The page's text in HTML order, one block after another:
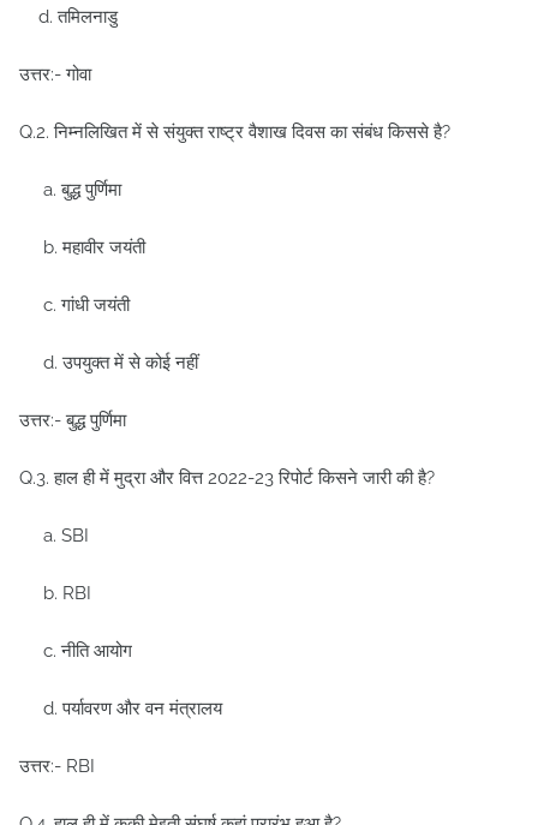
d. तमिलनाडु
उत्तर:- गोवा
Q.2. निम्नलिखित में से संयुक्त राष्ट्र वैशाख दिवस का संबंध किससे है?
a. बुद्ध पुर्णिमा
b. महावीर जयंती
c. गांधी जयंती
d. उपयुक्त में से कोई नहीं
उत्तर:- बुद्ध पुर्णिमा
Q.3. हाल ही में मुद्रा और वित्त 2022-23 रिपोर्ट किसने जारी की है?
a. SBI
b. RBI
c. नीति आयोग
d. पर्यावरण और वन मंत्रालय
उत्तर:- RBI